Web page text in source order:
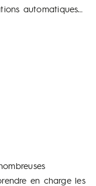
automatiques…
en charge les